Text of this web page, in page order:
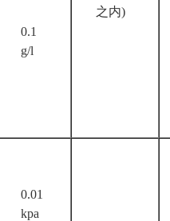
0.1
g/l
之内)
0.01
kpa